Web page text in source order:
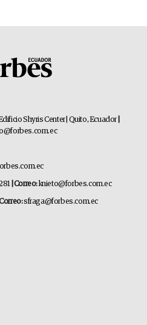
Shyris Center | Quito, Ecuador
| Correo:knieto@forbes.com.ec
Correo:sfraga@forbes.com.ec